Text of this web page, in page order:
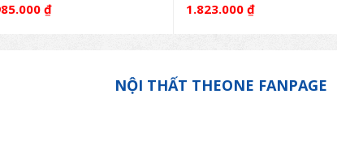
₫ 1.823.000 ₫
NỘI THẤT THEONE FANPAGE